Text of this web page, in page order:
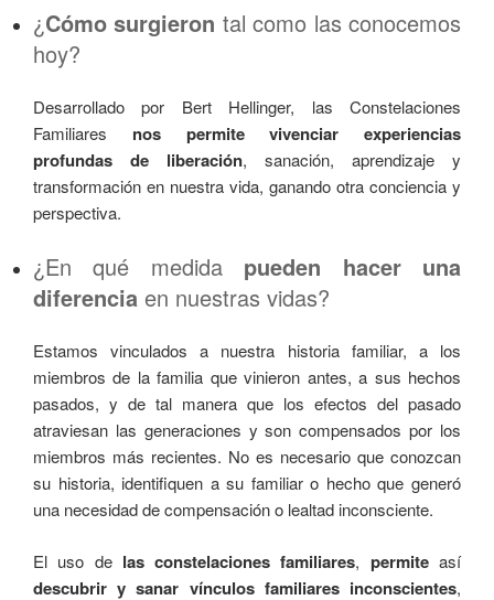
¿Cómo surgieron tal como las conocemos
hoy?
Desarrollado por Bert Hellinger, las Constelaciones
Familiares nos permite vivenciar experiencias
profundas de liberación, sanación, aprendizaje y
transformación en nuestra vida, ganando otra conciencia y
perspectiva.
¿En qué medida pueden hacer una
diferencia en nuestras vidas?
Estamos vinculados a nuestra historia familiar, a los
miembros de la familia que vinieron antes, a sus hechos
pasados, y de tal manera que los efectos del pasado
atraviesan las generaciones y son compensados por los
miembros más recientes. No es necesario que conozcan
su historia, identifiquen a su familiar o hecho que generó
una necesidad de compensación o lealtad inconsciente.
El uso de las constelaciones familiares, permiteasí
descubrir y sanar vínculos familiares inconscientes,